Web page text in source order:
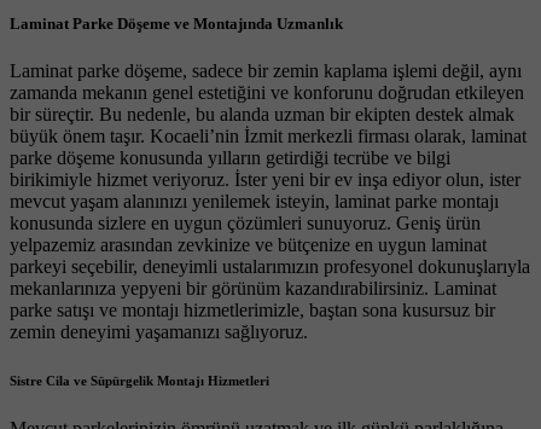
Laminat Parke Döşeme ve Montajında Uzmanlık
Laminat parke döşeme, sadece bir zemin kaplama işlemi değil, aynı
zamanda mekanın genel estetiğini ve konforunu doğrudan etkileyen
bir süreçtir. Bu nedenle, bu alanda uzman bir ekipten destek almak
büyük önem taşır. Kocaeli’nin İzmit merkezli firması olarak, laminat
parke döşeme konusunda yılların getirdiği tecrübe ve bilgi
birikimiyle hizmet veriyoruz. İster yeni bir ev inşa ediyor olun, ister
mevcut yaşam alanınızı yenilemek isteyin, laminat parke montajı
konusunda sizlere en uygun çözümleri sunuyoruz. Geniş ürün
yelpazemiz arasından zevkinize ve bütçenize en uygun laminat
parkeyi seçebilir, deneyimli ustalarımızın profesyonel dokunuşlarıyla
mekanlarınıza yepyeni bir görünüm kazandırabilirsiniz. Laminat
parke satışı ve montajı hizmetlerimizle, baştan sona kusursuz bir
zemin deneyimi yaşamanızı sağlıyoruz.
Sistre Cila ve Süpürgelik Montajı Hizmetleri